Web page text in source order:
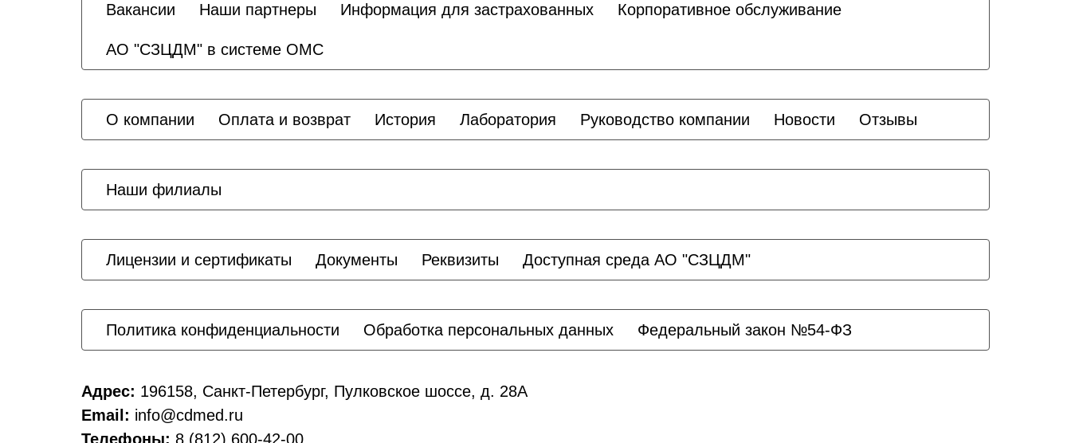
Вакансии Наши партнеры Информация для застрахованных Корпоративное обслуживание
АО "СЗЦДМ" в системе ОМС
О компании Оплата и возврат История Лаборатория Руководство компании Новости Отзывы
Наши филиалы
Лицензии и сертификаты Документы Реквизиты Доступная среда АО "СЗЦДМ"
Политика конфиденциальности Обработка персональных данных Федеральный закон №54-ФЗ
Адрес: 196158, Санкт-Петербург, Пулковское шоссе, д. 28А
Email: info@cdmed.ru
Телефоны: 8 (812) 600-42-00